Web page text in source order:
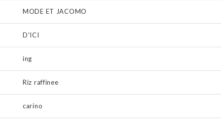
MODE ET JACOMO
D'ICI
ing
Riz raffinee
carino